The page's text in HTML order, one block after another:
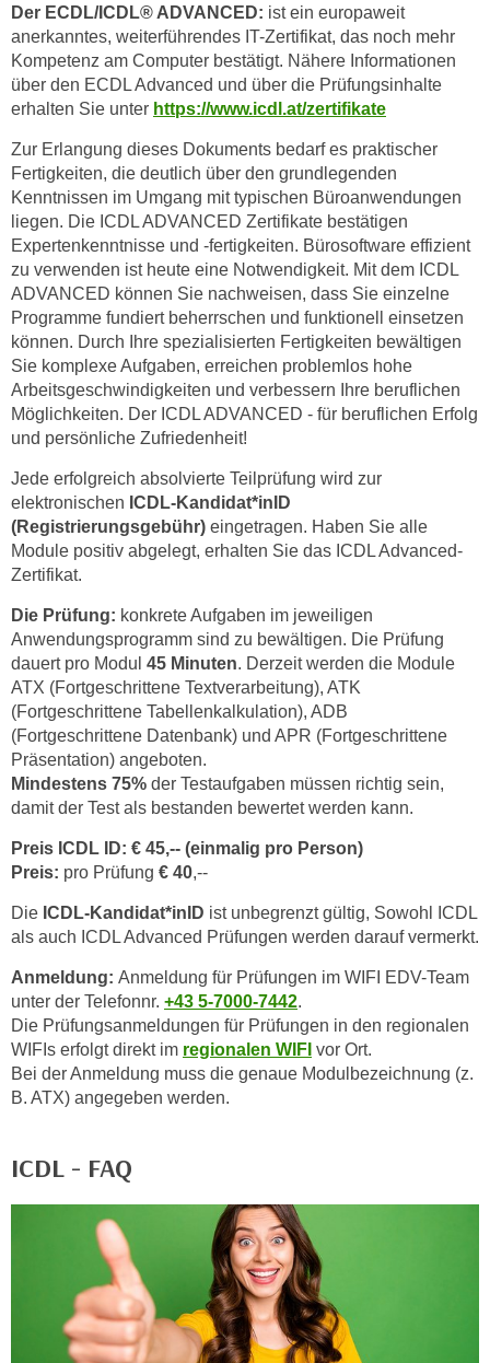
Der ECDL/ICDL® ADVANCED: ist ein europaweit
anerkanntes, weiterführendes IT-Zertifikat, das noch mehr
Kompetenz am Computer bestätigt. Nähere Informationen
über den ECDL Advanced und über die Prüfungsinhalte
erhalten Sie unter https://www.icdl.at/zertifikate
Zur Erlangung dieses Dokuments bedarf es praktischer
Fertigkeiten, die deutlich über den grundlegenden
Kenntnissen im Umgang mit typischen Büroanwendungen
liegen. Die ICDL ADVANCED Zertifikate bestätigen
Expertenkenntnisse und -fertigkeiten. Bürosoftware effizient
zu verwenden ist heute eine Notwendigkeit. Mit dem ICDL
ADVANCED können Sie nachweisen, dass Sie einzelne
Programme fundiert beherrschen und funktionell einsetzen
können. Durch Ihre spezialisierten Fertigkeiten bewältigen
Sie komplexe Aufgaben, erreichen problemlos hohe
Arbeitsgeschwindigkeiten und verbessern Ihre beruflichen
Möglichkeiten. Der ICDL ADVANCED - für beruflichen Erfolg
und persönliche Zufriedenheit!
Jede erfolgreich absolvierte Teilprüfung wird zur
elektronischen ICDL-Kandidat*inID
(Registrierungsgebühr) eingetragen. Haben Sie alle
Module positiv abgelegt, erhalten Sie das ICDL Advanced-
Zertifikat.
Die Prüfung: konkrete Aufgaben im jeweiligen
Anwendungsprogramm sind zu bewältigen. Die Prüfung
dauert pro Modul 45 Minuten. Derzeit werden die Module
ATX (Fortgeschrittene Textverarbeitung), ATK
(Fortgeschrittene Tabellenkalkulation), ADB
(Fortgeschrittene Datenbank) und APR (Fortgeschrittene
Präsentation) angeboten.
Mindestens 75% der Testaufgaben müssen richtig sein,
damit der Test als bestanden bewertet werden kann.
Preis ICDL ID: € 45,-- (einmalig pro Person)
Preis: pro Prüfung € 40,--
Die ICDL-Kandidat*inID ist unbegrenzt gültig, Sowohl ICDL
als auch ICDL Advanced Prüfungen werden darauf vermerkt.
Anmeldung: Anmeldung für Prüfungen im WIFI EDV-Team
unter der Telefonnr. +43 5-7000-7442.
Die Prüfungsanmeldungen für Prüfungen in den regionalen
WIFIs erfolgt direkt im regionalen WIFI vor Ort.
Bei der Anmeldung muss die genaue Modulbezeichnung (z.
B. ATX) angegeben werden.
ICDL - FAQ